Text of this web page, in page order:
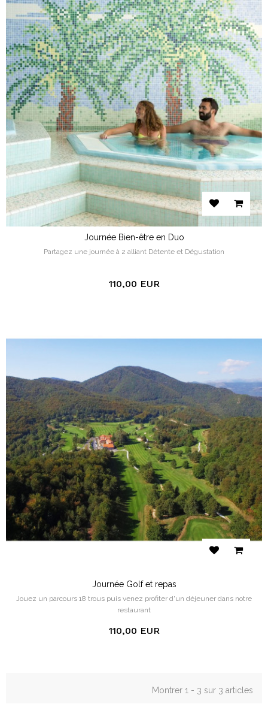
Journée Bien-être en Duo
Partagez une journée à 2 alliant Détente et Dégustation
110,00 EUR
Journée Golf et repas
Jouez un parcours 18 trous puis venez profiter d'un déjeuner dans notre
restaurant
110,00 EUR
Montrer 1 - 3 sur 3 articles